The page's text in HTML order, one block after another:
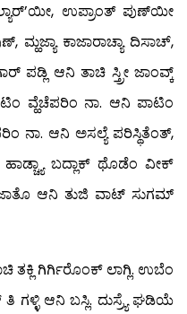
ಉಪ್ರಾಂತ್ ಪುಣ್‍ಯೀ
ಮ್ಹಜ್ಯಾ ಕಾಜಾರಾಚ್ಯಾ ದಿಸಾಚ್,
ಪಡ್ಲಿ ಆನಿ ತಾಚಿ ಸ್ತ್ರೀ ಜಾಂವ್ಕ್
ವ್ಹೆಚೆಪರಿಂ ನಾ. ಆನಿ ಪಾಟಿಂ
ನಾ. ಆನಿ ಅಸಲ್ಯೆ ಪರಿಸ್ಥಿತೆಂತ್,
ಬದ್ಲಾಕ್ ಥೊಡೆಂ ವೀಕ್
ಆನಿ ತುಜಿ ವಾಟ್ ಸುಗಮ್
ತಕ್ಲಿ ಗಿರ್ಗಿರೊಂಕ್ ಲಾಗ್ಲಿ. ಉಬೆಂ
ಗಳ್ಳಿ ಆನಿ ಬಸ್ಲಿ. ದುಸ್ರ್ಯೆ ಘಡಿಯೆ